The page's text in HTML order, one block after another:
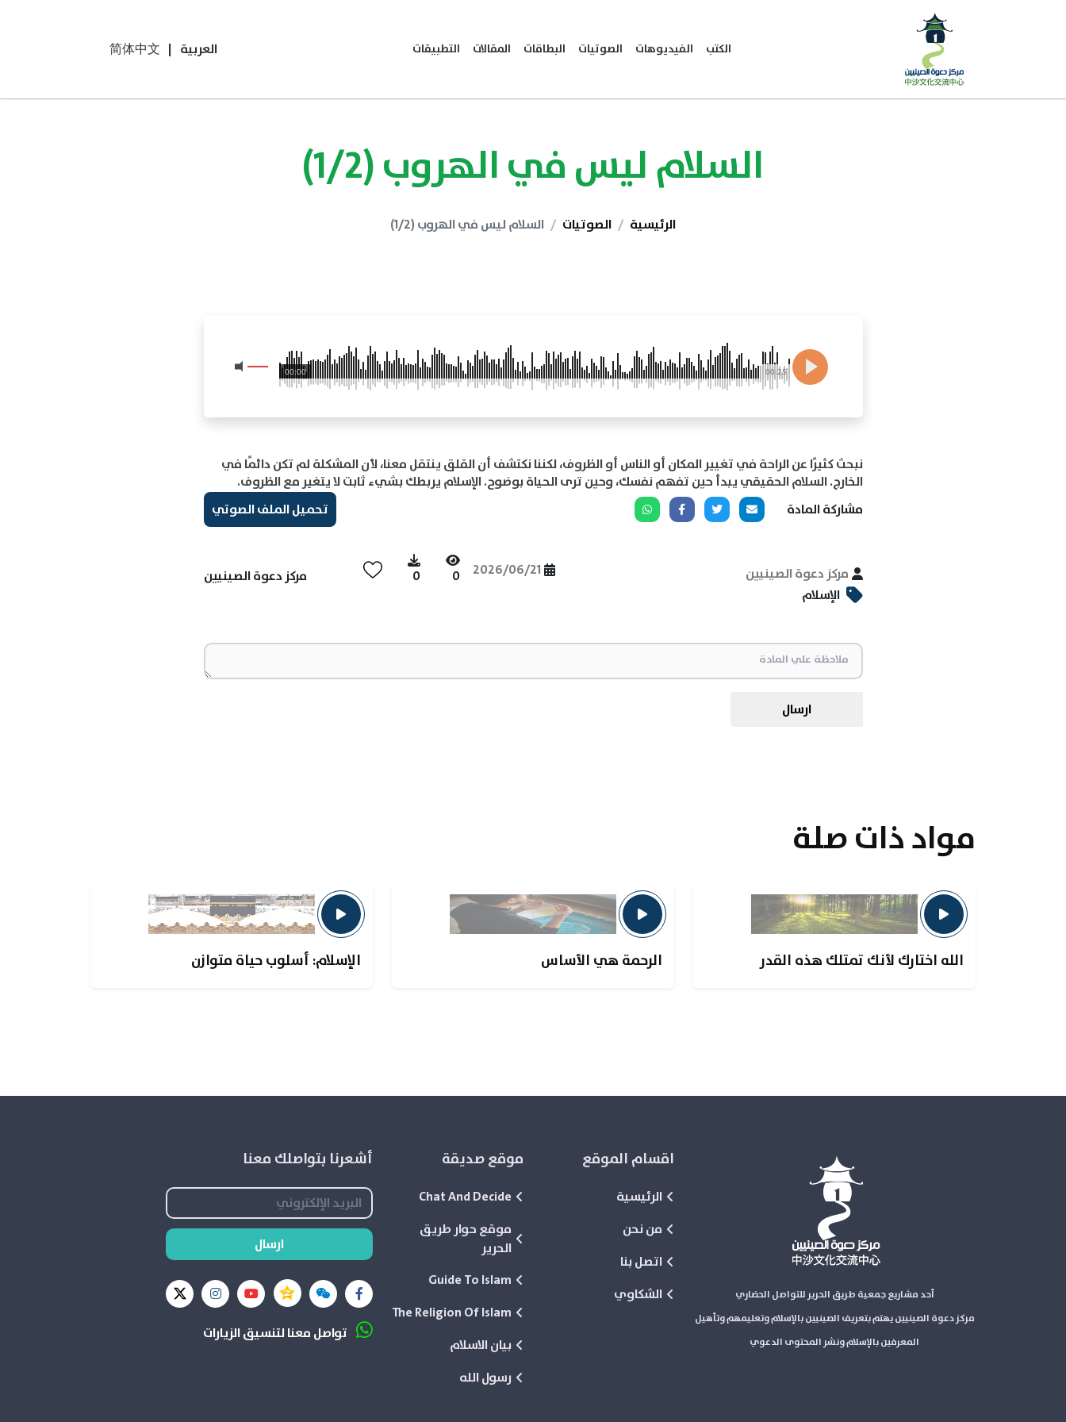
الكتب الفيديوهات الصوتيات البطاقات المقالات التطبيقات العربية |
简体中文
السلام ليس في الهروب (1/2)
الرئيسية الصوتيات السلام ليس في الهروب (1/2)
00:25
00:00
نبحث كثيرًا عن الراحة في تغيير المكان أو الناس أو الظروف، لكننا نكتشف أن القلق ينتقل معنا، لأن المشكلة لم تكن دائمًا في
الخارج. السلام الحقيقي يبدأ حين تفهم نفسك، وحين ترى الحياة بوضوح. الإسلام يربطك بشيء ثابت لا يتغير مع الظروف.
مشاركة المادة
تحميل الملف الصوتي
مركز دعوة الصينيين 2026/06/21
0
0
مركز دعوة الصينيين
الإسلام
ارسال
مواد ذات صلة
الله اختارك لأنك تمتلك هذه القدر الرحمة هي الأساس الإسلام: أسلوب حياة متوازن
أحد مشاريع جمعية طريق الحرير للتواصل الحضاري
مركز دعوة الصينيين يهتم بتعريف الصينيين بالإسلام وتعليمهم وتأهيل
المعرفين بالإسلام ونشر المحتوى الدعوي
اقسام الموقع
الرئيسية
من نحن
اتصل بنا
الشكاوي
موقع صديقة
Chat And Decide
موقع حوار طريق
الحرير
Guide To Islam
The Religion Of Islam
بيان الاسلام
رسول الله
أشعرنا بتواصلك معنا
ارسال
تواصل معنا لتنسيق الزيارات